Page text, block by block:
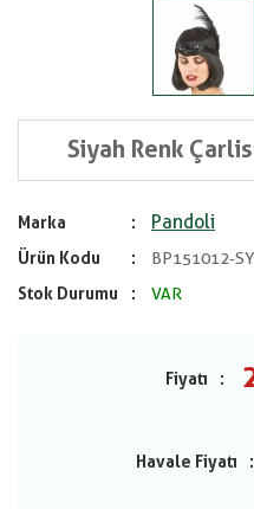
Siyah Renk
Marka Pandoli
Ürün Kodu
BP151012-SY
Stok Durumu
VAR
Fiyatı
Havale Fiyatı